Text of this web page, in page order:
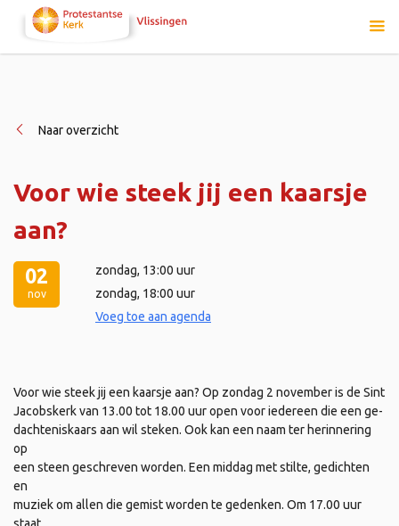
Naar overzicht
Voor wie steek jij een kaarsje
aan?
02
nov
zondag, 13:00 uur
zondag, 18:00 uur
Voeg toe aan agenda
Voor wie steek jij een kaarsje aan? Op zondag 2 november is de Sint
Jacobskerk van 13.00 tot 18.00 uur open voor iedereen die een ge-
dachteniskaars aan wil steken. Ook kan een naam ter herinnering
op
een steen geschreven worden. Een middag met stilte, gedichten
en
muziek om allen die gemist worden te gedenken. Om 17.00 uur
staat